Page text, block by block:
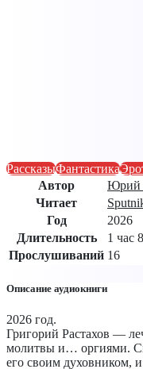
РассказыФантастика
Автор
Юрий
Читает
Год
2026
Длительность
1 час
Прослушиваний 16
Описание аудиокниги
2026 год.
Григорий Растахов —
молитвы и… оргиями.
его своим духовником,